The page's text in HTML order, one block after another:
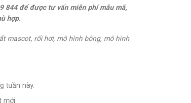
844 để được tư vấn miễn phí mẫu mã,
hợp.
mascot, rối hơi, mô hình bông, mô hình
tuần này.
mới